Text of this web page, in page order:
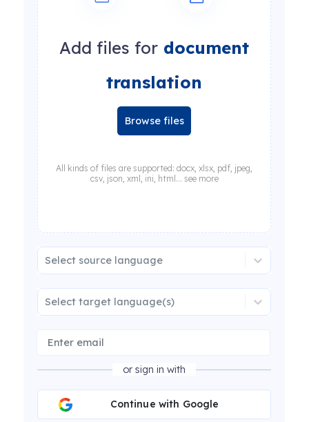
Add files for document
translation
Browse files
All kinds of files are supported: docx, xlsx, pdf, jpeg,
csv, json, xml, ini, html... see more
Select source language
Select target language(s)
or sign in with
Continue with Google